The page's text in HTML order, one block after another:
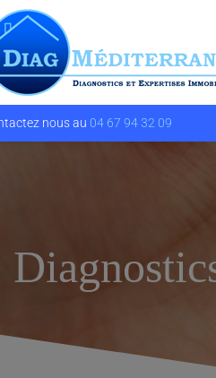
nous au 04 67 94 32 09